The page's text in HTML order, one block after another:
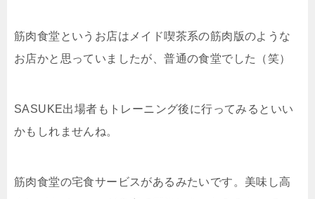
筋肉食堂というお店はメイド喫茶系の筋肉版のような
お店かと思っていましたが、普通の食堂でした（笑）
SASUKE出場者もトレーニング後に行ってみるといい
かもしれませんね。
筋肉食堂の宅食サービスがあるみたいです。美味し高